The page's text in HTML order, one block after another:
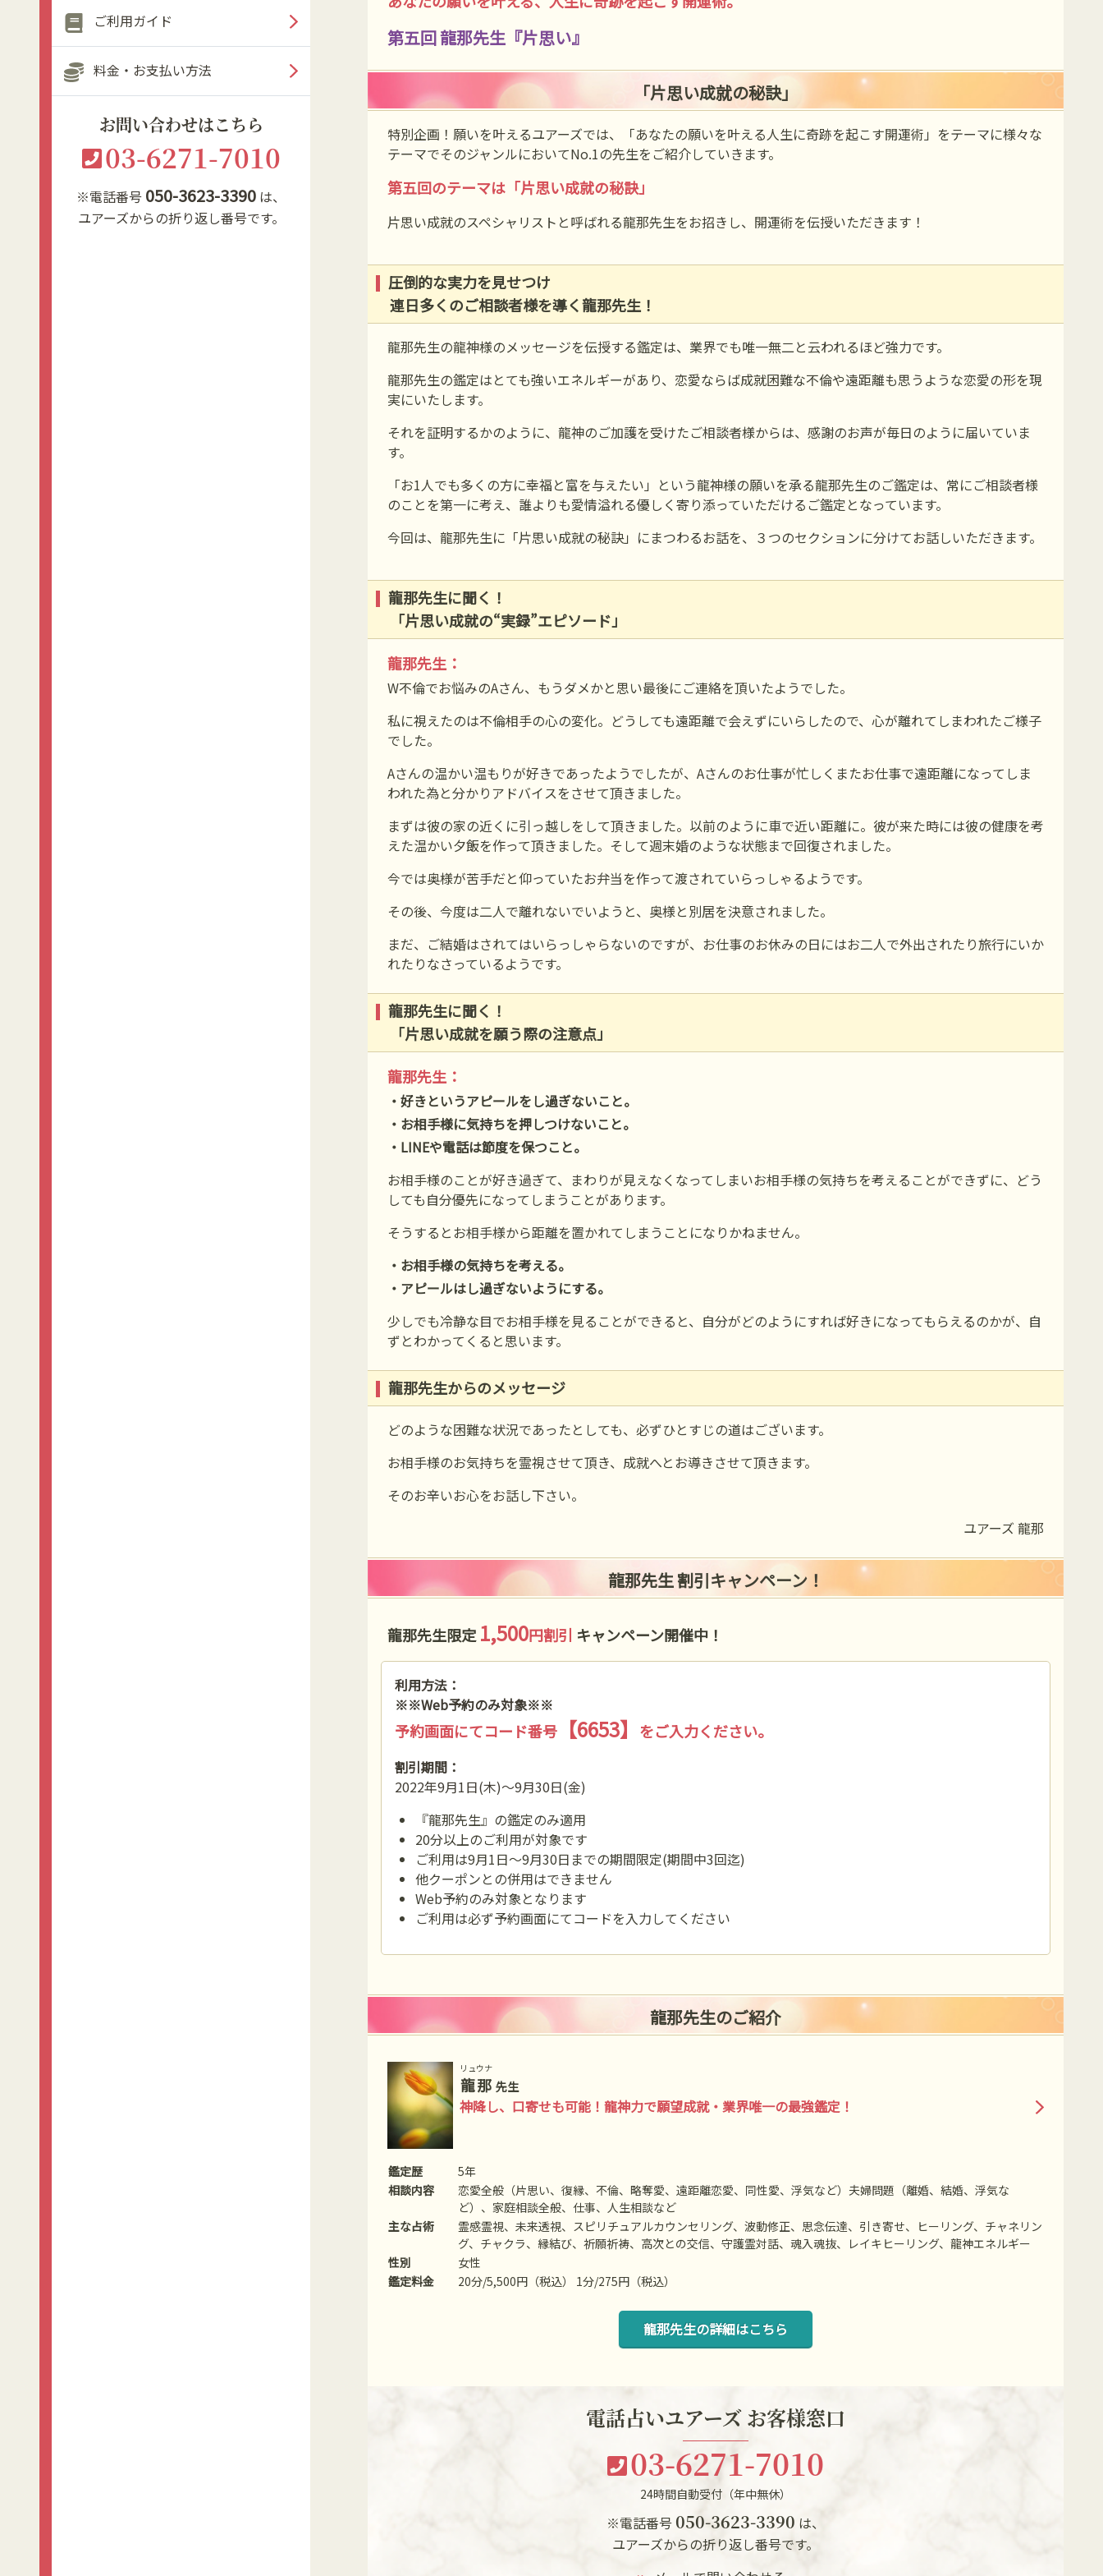
ご利用ガイド
料金・お支払い方法
お問い合わせはこちら
03-6271-7010
※電話番号 050-3623-3390 は、
ユアーズからの折り返し番号です。
第五回 龍那先生『片思い』
「片思い成就の秘訣」
特別企画！願いを叶えるユアーズでは、「あなたの願いを叶える人生に奇跡を起こす開運術」をテーマに様々な
テーマでそのジャンルにおいてNo.1の先生をご紹介していきます。
第五回のテーマは「片思い成就の秘訣」
片思い成就のスペシャリストと呼ばれる龍那先生をお招きし、開運術を伝授いただきます！
圧倒的な実力を見せつけ
連日多くのご相談者様を導く龍那先生！
龍那先生の龍神様のメッセージを伝授する鑑定は、業界でも唯一無二と云われるほど強力です。
龍那先生の鑑定はとても強いエネルギーがあり、恋愛ならば成就困難な不倫や遠距離も思うような恋愛の形を現
実にいたします。
それを証明するかのように、龍神のご加護を受けたご相談者様からは、感謝のお声が毎日のように届いていま
す。
「お1人でも多くの方に幸福と富を与えたい」という龍神様の願いを承る龍那先生のご鑑定は、常にご相談者様
のことを第一に考え、誰よりも愛情溢れる優しく寄り添っていただけるご鑑定となっています。
今回は、龍那先生に「片思い成就の秘訣」にまつわるお話を、３つのセクションに分けてお話しいただきます。
龍那先生に聞く！
「片思い成就の“実録”エピソード」
龍那先生：
W不倫でお悩みのAさん、もうダメかと思い最後にご連絡を頂いたようでした。
私に視えたのは不倫相手の心の変化。どうしても遠距離で会えずにいらしたので、心が離れてしまわれたご様子
でした。
Aさんの温かい温もりが好きであったようでしたが、Aさんのお仕事が忙しくまたお仕事で遠距離になってしま
われた為と分かりアドバイスをさせて頂きました。
まずは彼の家の近くに引っ越しをして頂きました。以前のように車で近い距離に。彼が来た時には彼の健康を考
えた温かい夕飯を作って頂きました。そして週末婚のような状態まで回復されました。
今では奥様が苦手だと仰っていたお弁当を作って渡されていらっしゃるようです。
その後、今度は二人で離れないでいようと、奥様と別居を決意されました。
まだ、ご結婚はされてはいらっしゃらないのですが、お仕事のお休みの日にはお二人で外出されたり旅行にいか
れたりなさっているようです。
龍那先生に聞く！
「片思い成就を願う際の注意点」
龍那先生：
・好きというアピールをし過ぎないこと。
・お相手様に気持ちを押しつけないこと。
・LINEや電話は節度を保つこと。
お相手様のことが好き過ぎて、まわりが見えなくなってしまいお相手様の気持ちを考えることができずに、どう
しても自分優先になってしまうことがあります。
そうするとお相手様から距離を置かれてしまうことになりかねません。
・お相手様の気持ちを考える。
・アピールはし過ぎないようにする。
少しでも冷静な目でお相手様を見ることができると、自分がどのようにすれば好きになってもらえるのかが、自
ずとわかってくると思います。
龍那先生からのメッセージ
どのような困難な状況であったとしても、必ずひとすじの道はございます。
お相手様のお気持ちを霊視させて頂き、成就へとお導きさせて頂きます。
そのお辛いお心をお話し下さい。
ユアーズ 龍那
龍那先生 割引キャンペーン！
龍那先生限定 1,500円割引 キャンペーン開催中！
利用方法：
※※Web予約のみ対象※※
予約画面にてコード番号 【6653】 をご入力ください。
割引期間：
2022年9月1日(木)～9月30日(金)
『龍那先生』の鑑定のみ適用
20分以上のご利用が対象です
ご利用は9月1日～9月30日までの期間限定(期間中3回迄)
他クーポンとの併用はできません
Web予約のみ対象となります
ご利用は必ず予約画面にてコードを入力してください
龍那先生のご紹介
龍那
リュウナ
先生
神降し、口寄せも可能！龍神力で願望成就・業界唯一の最強鑑定！
鑑定歴
5年
相談内容
恋愛全般（片思い、復縁、不倫、略奪愛、遠距離恋愛、同性愛、浮気など）夫婦問題（離婚、結婚、浮気な
ど）、家庭相談全般、仕事、人生相談など
主な占術
霊感霊視、未来透視、スピリチュアルカウンセリング、波動修正、思念伝達、引き寄せ、ヒーリング、チャネリン
グ、チャクラ、縁結び、祈願祈祷、高次との交信、守護霊対話、魂入魂抜、レイキヒーリング、龍神エネルギー
性別
女性
鑑定料金
20分/5,500円（税込） 1分/275円（税込）
龍那先生の詳細はこちら
電話占いユアーズ お客様窓口
03-6271-7010
24時間自動受付（年中無休）
※電話番号 050-3623-3390 は、
ユアーズからの折り返し番号です。